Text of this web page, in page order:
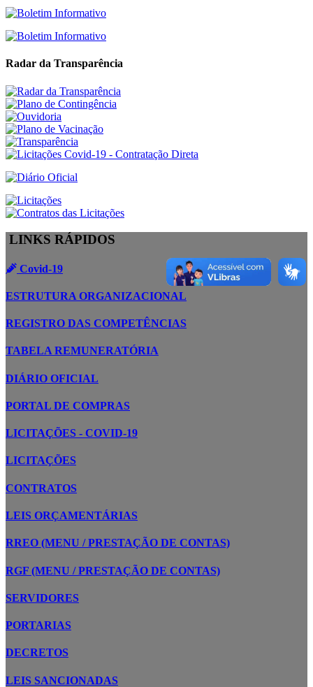
Radar da Transparência
LINKS RÁPIDOS
Covid-19
ESTRUTURA ORGANIZACIONAL
REGISTRO DAS COMPETÊNCIAS
TABELA REMUNERATÓRIA
DIÁRIO OFICIAL
PORTAL DE COMPRAS
LICITAÇÕES - COVID-19
LICITAÇÕES
CONTRATOS
LEIS ORÇAMENTÁRIAS
RREO (MENU / PRESTAÇÃO DE CONTAS)
RGF (MENU / PRESTAÇÃO DE CONTAS)
SERVIDORES
PORTARIAS
DECRETOS
LEIS SANCIONADAS